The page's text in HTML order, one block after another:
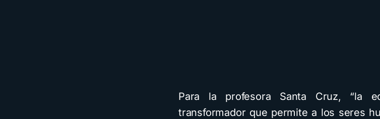
Para la profesora Santa Cruz, “la
transformador que permite a los seres